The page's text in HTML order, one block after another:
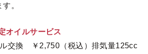
。
オイルサービス
ル交換 ￥2,750（税込）排気量125cc